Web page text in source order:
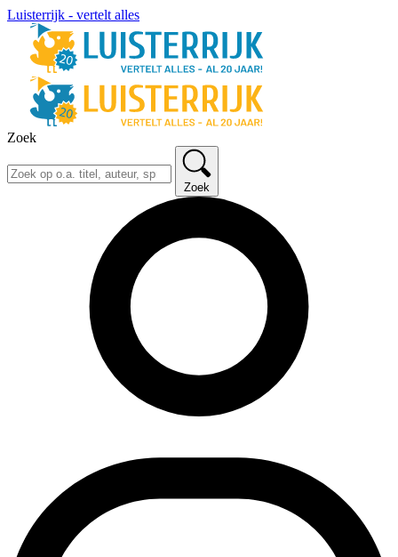
Luisterrijk - vertelt alles
Zoek
Zoek